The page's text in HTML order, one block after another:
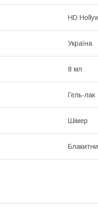
HD
Україна
8 мл
Гель-лак
Шімер